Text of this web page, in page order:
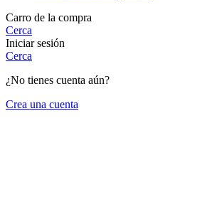
Carro de la compra
Cerca
Iniciar sesión
Cerca
¿No tienes cuenta aún?
Crea una cuenta